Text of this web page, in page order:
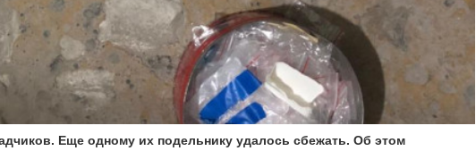
Еще одному их подельнику удалось сбежать. Об этом